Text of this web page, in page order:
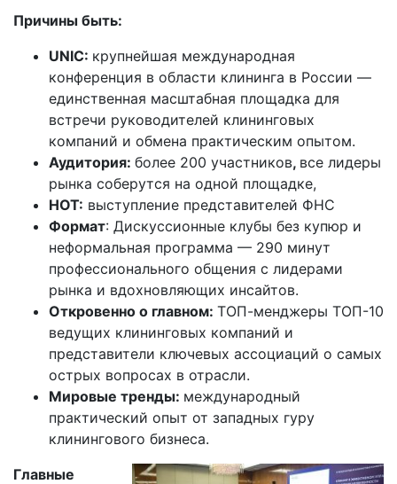
Причины быть:
UNIС: крупнейшая международная
конференция в области клининга в России —
единственная масштабная площадка для
встречи руководителей клининговых
компаний и обмена практическим опытом.
Аудитория: более 200 участников, все лидеры
рынка соберутся на одной площадке,
HOT: выступление представителей ФНС
Формат: Дискуссионные клубы без купюр и
неформальная программа — 290 минут
профессионального общения с лидерами
рынка и вдохновляющих инсайтов.
Откровенно о главном: ТОП-менджеры ТОП-10
ведущих клининговых компаний и
представители ключевых ассоциаций о самых
острых вопросах в отрасли.
Мировые тренды: международный
практический опыт от западных гуру
клинингового бизнеса.
Главные